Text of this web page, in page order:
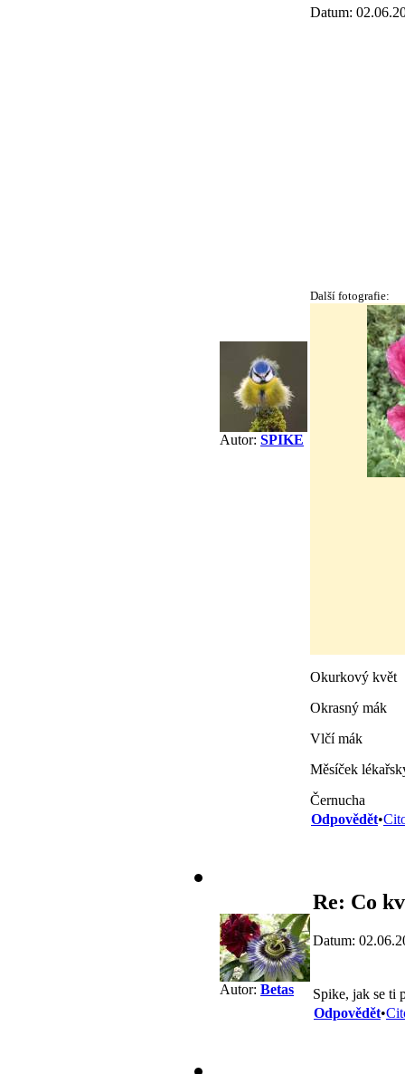
Autor: SPIKE
Datum:
Další fotografie:
Okurkový květ
Okrasný mák
Vlčí mák
Měsíček
Černucha
Odpovědět•
Autor: Betas
Re: Co
Datum:
Spike, jak se ti
Odpovědět•